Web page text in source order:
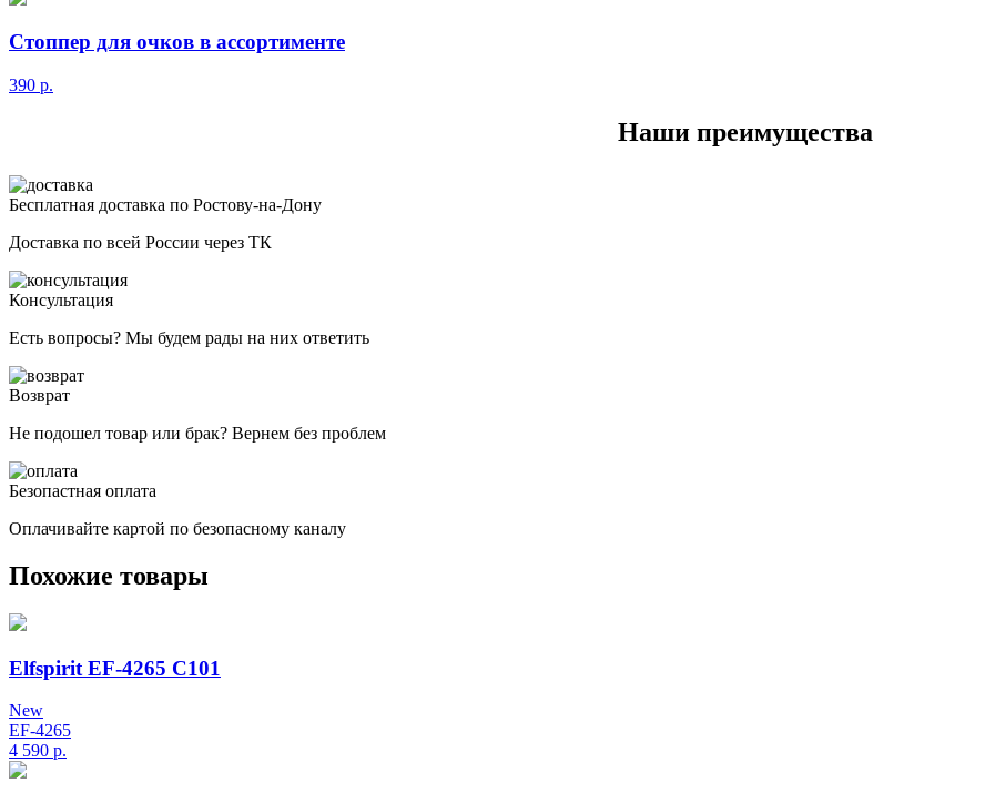
Стоппер для очков в ассортименте
390 р.
Наши преимущества
Бесплатная доставка по Ростову-на-Дону
Доставка по всей России через ТК
Консультация
Есть вопросы? Мы будем рады на них ответить
Возврат
Не подошел товар или брак? Вернем без проблем
Безопастная оплата
Оплачивайте картой по безопасному каналу
Похожие товары
Elfspirit EF-4265 C101
New
EF-4265
4 590 р.